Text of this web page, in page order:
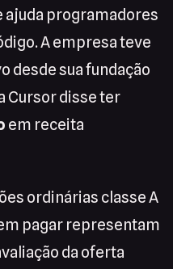
ajuda programadores
A empresa teve
desde sua fundação
Cursor disse ter
em receita
ordinárias classe A
pagar representam
da oferta